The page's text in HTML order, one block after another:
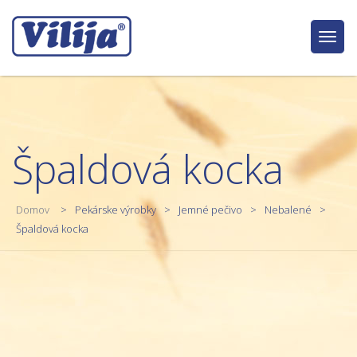
Špaldová kocka
Domov Pekárske výrobky Jemné pečivo
Nebalené
Špaldová kocka